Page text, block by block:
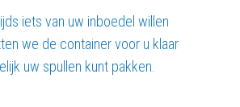
iets van uw inboedel willen
we de container voor u klaar
uw spullen kunt pakken.